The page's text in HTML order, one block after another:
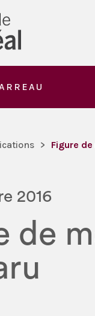
> Figure
2016
de